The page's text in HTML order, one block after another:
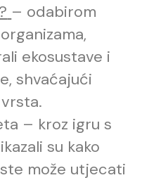
– odabirom
ekosustave i
shvaćajući
– kroz igru s
su kako
može utjecati